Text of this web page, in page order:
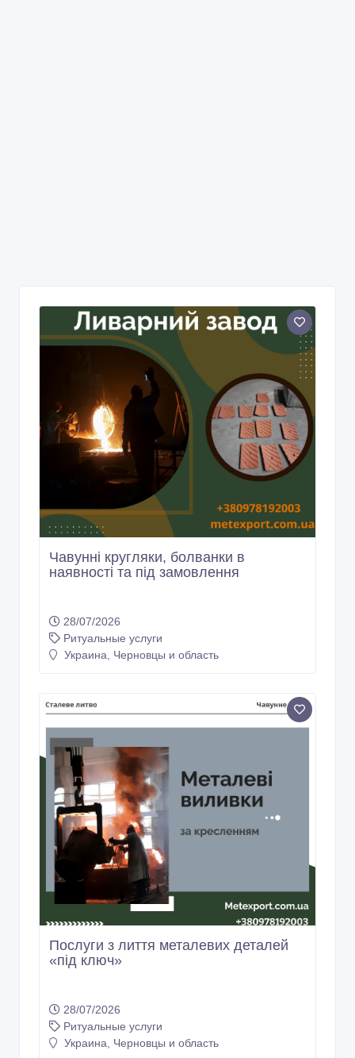
Чавунні кругляки, болванки в
наявності та під замовлення
28/07/2026
Ритуальные услуги
Украина, Черновцы и область
Послуги з лиття металевих деталей
«під ключ»
28/07/2026
Ритуальные услуги
Украина, Черновцы и область